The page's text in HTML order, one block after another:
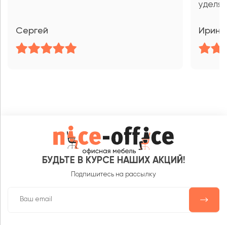
Сергей Ирина
БУДЬТЕ В КУРСЕ НАШИХ АКЦИЙ!
Подпишитесь на рассылкуTelegram